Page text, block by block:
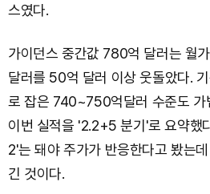
스였다.
가이던스 중간값 780억 달러는 월
달러를 50억 달러 이상 웃돌았다.
로 잡은 740~750억달러 수준도 가
이번 실적을 '2.2+5 분기'로 요약했
2'는 돼야 주가가 반응한다고 봤는
긴 것이다.